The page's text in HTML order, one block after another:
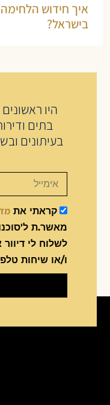
איך חידוש
בישראל?
היו
בתים
בעיתונים
קראתי את
מאשר.ת
לשלוח לי
ו/או שיחות